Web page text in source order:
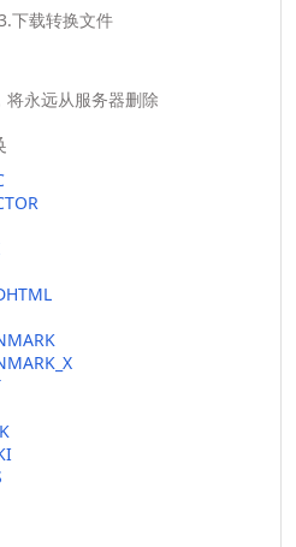
下载转换文件
永远从服务器删除